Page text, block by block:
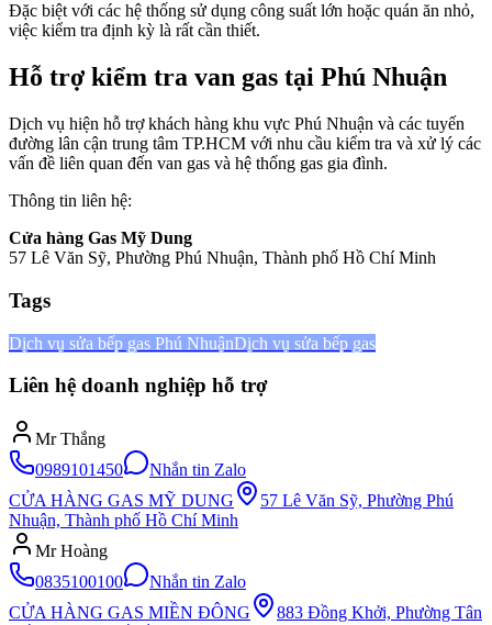
Đặc biệt với các hệ thống sử dụng công suất lớn hoặc quán ăn nhỏ,
việc kiểm tra định kỳ là rất cần thiết.
Hỗ trợ kiểm tra van gas tại Phú Nhuận
Dịch vụ hiện hỗ trợ khách hàng khu vực Phú Nhuận và các tuyến
đường lân cận trung tâm TP.HCM với nhu cầu kiểm tra và xử lý các
vấn đề liên quan đến van gas và hệ thống gas gia đình.
Thông tin liên hệ:
Cửa hàng Gas Mỹ Dung
57 Lê Văn Sỹ, Phường Phú Nhuận, Thành phố Hồ Chí Minh
Tags
Dịch vụ sửa bếp gas Phú NhuậnDịch vụ sửa bếp gas
Liên hệ doanh nghiệp hỗ trợ
Mr Thắng
0989101450
Nhắn tin Zalo
CỬA HÀNG GAS MỸ DUNG
57 Lê Văn Sỹ, Phường Phú
Nhuận, Thành phố Hồ Chí Minh
Mr Hoàng
0835100100
Nhắn tin Zalo
CỬA HÀNG GAS MIỀN ĐÔNG
883 Đồng Khởi, Phường Tân